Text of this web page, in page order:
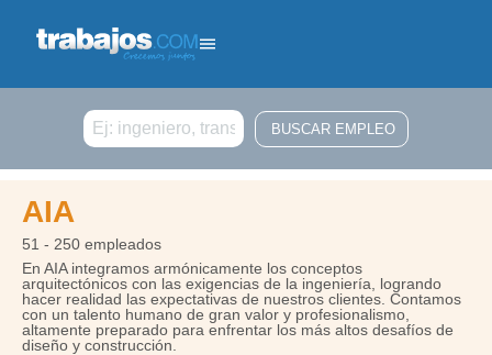
Buscar
AIA
51 - 250 empleados
En AIA integramos armónicamente los conceptos
arquitectónicos con las exigencias de la ingeniería, logrando
hacer realidad las expectativas de nuestros clientes. Contamos
con un talento humano de gran valor y profesionalismo,
altamente preparado para enfrentar los más altos desafíos de
diseño y construcción.